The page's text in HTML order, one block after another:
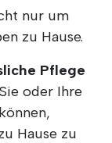
nur um
zu Hause.
Pflege
oder Ihre
Hause zu